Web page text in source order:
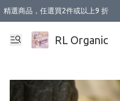
精選商品，任選買2件或以上9 折
XI周年優惠【新品自由選2件88折/3
XI周年優惠【Chakra 脈輪平衡自
Florame 肌底自由選 2支9折 3支85折
XI周年優惠【蟲蟲退散 · 防衛結界﹞
Sunki 任選2件95折
BIOFFICINA TOSCANA 任選2支9折
Lamav 任選1件9折 2件85折
Mukti Organics 指定產品任選1件9
Intelligent Nutrients Skincare 任選
deodorant 任選2件88折
化妝品 任選2件95折
XI周年優惠【身心靈單品 任選2件9
XI周年優惠 【精油/香水 任選2件9
XI周年優惠【「關節到肌膚」全效
XI周年優惠【夏日有機物理防曬套裝
XI周年優惠【夏日潔面隨意選2件88
XI周年優惠【逆齡奇蹟抗氧 11 自
新會員首次購物即享全單 95 折優惠
成為VIP / VVIP 可享有生日月現金
選用順豐速運，滿$500 免運費
本地速遞 京東 送住宅/ 工商地址
澳門訂單選用順豐速運，滿$800 免
RL Organic